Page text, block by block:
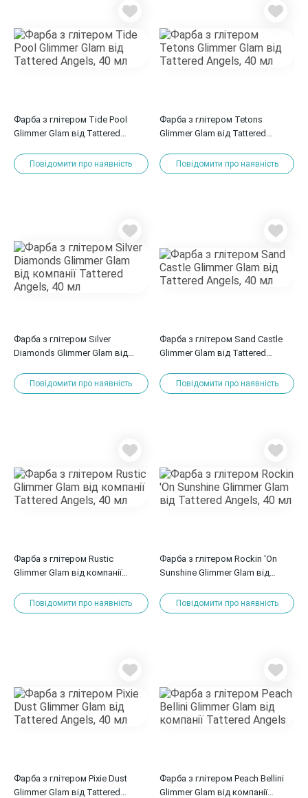
Фарба з глітером Tide Pool
Glimmer Glam від Tattered
Повідомити про наявність
Фарба з глітером Tetons
Glimmer Glam від Tattered
Повідомити про наявність
Фарба з глітером Silver
Diamonds Glimmer Glam від
Повідомити про наявність
Фарба з глітером Sand Castle
Glimmer Glam від Tattered
Повідомити про наявність
Фарба з глітером Rustic
Glimmer Glam від компанії
Повідомити про наявність
Фарба з глітером Rockin 'On
Sunshine Glimmer Glam від
Повідомити про наявність
Фарба з глітером Pixie Dust
Glimmer Glam від Tattered
Фарба з глітером Peach Bellini
Glimmer Glam від компанії